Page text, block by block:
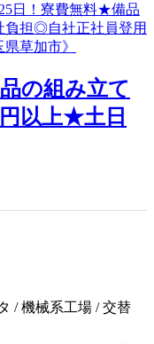
の組み立て
以上★土日
/ 機械系工場 / 交替